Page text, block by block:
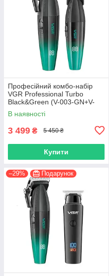
Професійний комбо-набір
VGR Professional Turbo
Black&Green (V-003-GN+V-
906-GN)
В наявності
3 499 ₴ 5 450 ₴
Купити
–29% Подарунок